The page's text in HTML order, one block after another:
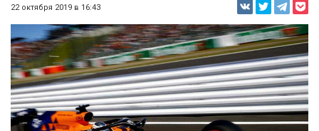
22 октября 2019 в 16:43